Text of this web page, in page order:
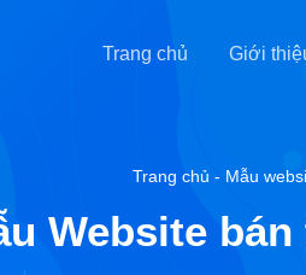
Trang chủ Giới
Trang chủ - Mẫu
Website